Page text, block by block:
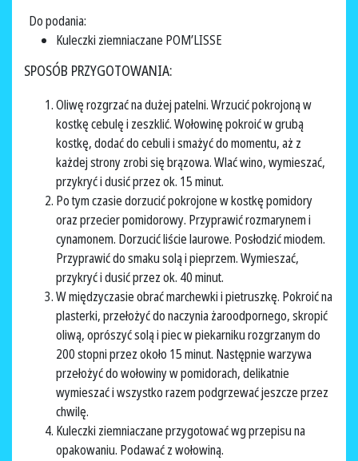
Do podania:
Kuleczki ziemniaczane POM’LISSE
SPOSÓB PRZYGOTOWANIA:
Oliwę rozgrzać na dużej patelni. Wrzucić pokrojoną w
kostkę cebulę i zeszklić. Wołowinę pokroić w grubą
kostkę, dodać do cebuli i smażyć do momentu, aż z
każdej strony zrobi się brązowa. Wlać wino, wymieszać,
przykryć i dusić przez ok. 15 minut.
Po tym czasie dorzucić pokrojone w kostkę pomidory
oraz przecier pomidorowy. Przyprawić rozmarynem i
cynamonem. Dorzucić liście laurowe. Posłodzić miodem.
Przyprawić do smaku solą i pieprzem. Wymieszać,
przykryć i dusić przez ok. 40 minut.
W międzyczasie obrać marchewki i pietruszkę. Pokroić na
plasterki, przełożyć do naczynia żaroodpornego, skropić
oliwą, oprószyć solą i piec w piekarniku rozgrzanym do
200 stopni przez około 15 minut. Następnie warzywa
przełożyć do wołowiny w pomidorach, delikatnie
wymieszać i wszystko razem podgrzewać jeszcze przez
chwilę.
Kuleczki ziemniaczane przygotować wg przepisu na
opakowaniu. Podawać z wołowiną.